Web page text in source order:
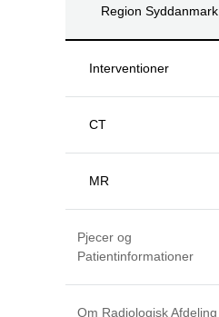
Region Syddanmark
Interventioner
CT
MR
Pjecer og
Patientinformationer
Om Radiologisk Afdeling